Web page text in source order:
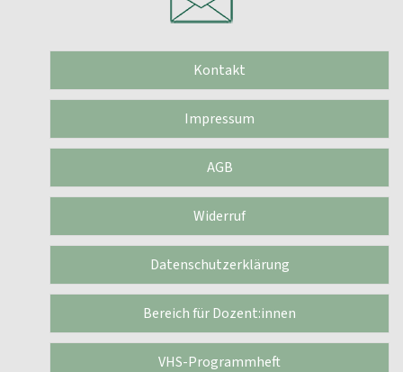
Kontakt
Impressum
AGB
Widerruf
Datenschutzerklärung
Bereich für Dozent:innen
VHS-Programmheft